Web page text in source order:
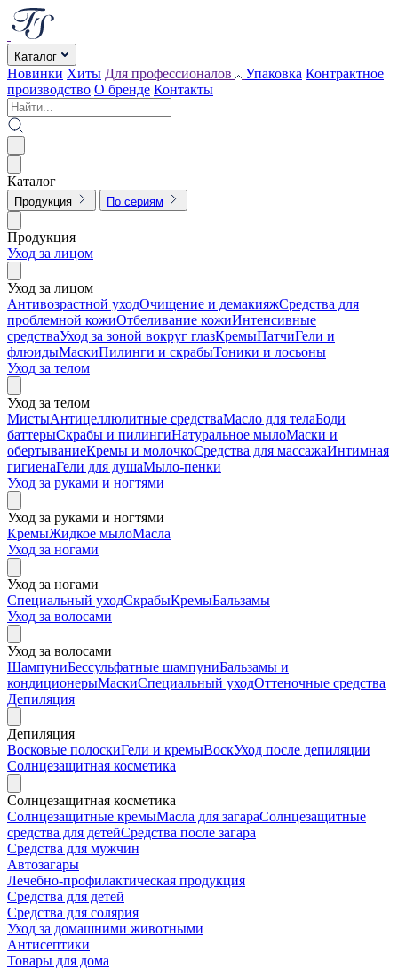
Каталог
Новинки Хиты Для профессионалов Упаковка Контрактное
производство О бренде Контакты
Каталог
Продукция По сериям
Продукция
Уход за лицом
Уход за лицом
Антивозрастной уходОчищение и демакияжСредства для
проблемной кожиОтбеливание кожиИнтенсивные
средстваУход за зоной вокруг глазКремыПатчиГели и
флюидыМаскиПилинги и скрабыТоники и лосьоны
Уход за телом
Уход за телом
МистыАнтицеллюлитные средстваМасло для телаБоди
баттерыСкрабы и пилингиНатуральное мылоМаски и
обертываниеКремы и молочкоСредства для массажаИнтимная
гигиенаГели для душаМыло-пенки
Уход за руками и ногтями
Уход за руками и ногтями
КремыЖидкое мылоМасла
Уход за ногами
Уход за ногами
Специальный уходСкрабыКремыБальзамы
Уход за волосами
Уход за волосами
ШампуниБессульфатные шампуниБальзамы и
кондиционерыМаскиСпециальный уходОттеночные средства
Депиляция
Депиляция
Восковые полоскиГели и кремыВоскУход после депиляции
Солнцезащитная косметика
Солнцезащитная косметика
Солнцезащитные кремыМасла для загараСолнцезащитные
средства для детейСредства после загара
Средства для мужчин
Автозагары
Лечебно-профилактическая продукция
Средства для детей
Средства для солярия
Уход за домашними животными
Антисептики
Товары для дома